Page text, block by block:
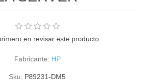
en revisar este producto
Fabricante: HP
Sku: P89231-DM5